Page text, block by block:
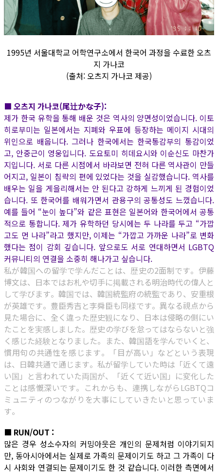
1995년 서울대학교 어학연구소에서 한국어 과정을 수료한 오츠
지 가나코
(출처: 오츠지 가나코 제공)
■ 오츠지 가나코(尾辻かな子):
제가 한국 유학을 통해 배운 것은 역사의 양면성이었습니다. 이토
히로부미는 일본에서는 지폐와 우표에 등장하는 메이지 시대의
위인으로 배웁니다. 그러나 한국에서는 한국통감부의 통감이었
고, 안중근이 영웅입니다. 도요토미 히데요시와 이순신도 마찬가
지입니다. 서로 다른 시점에서 바라보면 전혀 다른 역사관이 만들
어지고, 일본이 침략의 편에 있었다는 것을 실감했습니다. 역사를
배우는 일을 게을리해서는 안 된다고 강하게 느끼게 된 경험이었
습니다. 또 한국어를 배워가면서 관용구의 공통성도 느꼈습니다.
예를 들어 “눈이 높다”와 같은 표현은 일본어와 한국어에서 공통
적으로 통합니다. 제가 유학하던 당시에는 두 나라를 두고 “가깝
고도 먼 나라”라고 했지만, 이제는 “가깝고 가까운 나라”로 변화
했다는 점이 감회 깊습니다. 앞으로도 서로 연대하면서 LGBTQ
커뮤니티의 연결을 소중히 해나가고 싶습니다.
私が韓国への留学で学んだことは、歴史の2面制です。伊藤
博文は、日本ではお札や切手に掲載される明治時代の偉人と
して学びます。韓国では、韓国統監府の統監であり、安重根
が英雄です。豊臣秀吉と李舜臣も同様です。異なる視点から
見た場合に、全く違った歴史観になり、日本は侵略の側にい
たことを実感しました。歴史の学びを怠ってはならないと強
く感じた経験となりました。また、韓国語を学んでいくと、
慣用句の共通性を感じます。「目が高い」などという表現
は、日韓共通で通じます。私が留学していた時は「近くて遠
い国」と言われていた両国が、「近くて近い国」に変化した
ことは感慨深いです。これからも、連携しながらLGBTQコ
ミュニティのつながりを大事にしていきたいと思っていま
す。
■ RUN/OUT :
많은 경우 성소수자의 커밍아웃은 개인의 문제처럼 이야기되지
만, 동아시아에서는 실제로 가족의 문제이기도 하고 그 가족이 다
시 사회와 연결되는 문제이기도 한 것 같습니다. 이러한 측면에서